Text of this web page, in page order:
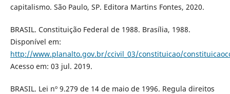
capitalismo. São Paulo, SP. Editora Martins Fontes, 2020.
BRASIL. Constituição Federal de 1988. Brasília, 1988.
Disponível em:
http://www.planalto.gov.br/ccivil_03/constituicao/
Acesso em: 03 jul. 2019.
BRASIL. Lei nº 9.279 de 14 de maio de 1996. Regula direitos